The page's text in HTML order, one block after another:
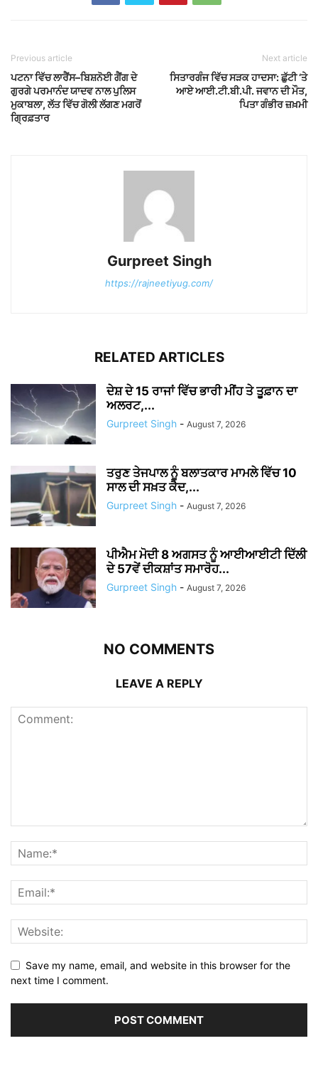
Previous article
ਪਟਨਾ ਵਿੱਚ ਲਾਰੈਂਸ–ਬਿਸ਼ਨੋਈ ਗੈਂਗ ਦੇ
ਗੁਰਗੇ ਪਰਮਾਨੰਦ ਯਾਦਵ ਨਾਲ ਪੁਲਿਸ
ਮੁਕਾਬਲਾ, ਲੱਤ ਵਿੱਚ ਗੋਲੀ ਲੱਗਣ ਮਗਰੋਂ
ਗ੍ਰਿਫ਼ਤਾਰ
Next article
ਸਿਤਾਰਗੰਜ ਵਿੱਚ ਸੜਕ ਹਾਦਸਾ: ਛੁੱਟੀ ‘ਤੇ
ਆਏ ਆਈ.ਟੀ.ਬੀ.ਪੀ. ਜਵਾਨ ਦੀ ਮੌਤ,
ਪਿਤਾ ਗੰਭੀਰ ਜ਼ਖ਼ਮੀ
Gurpreet Singh
https://rajneetiyug.com/
RELATED ARTICLES
ਦੇਸ਼ ਦੇ 15 ਰਾਜਾਂ ਵਿੱਚ ਭਾਰੀ ਮੀਂਹ ਤੇ ਤੂਫ਼ਾਨ ਦਾ
ਅਲਰਟ,...
Gurpreet Singh - August 7, 2026
ਤਰੁਣ ਤੇਜਪਾਲ ਨੂੰ ਬਲਾਤਕਾਰ ਮਾਮਲੇ ਵਿੱਚ 10
ਸਾਲ ਦੀ ਸਖ਼ਤ ਕੈਦ,...
Gurpreet Singh - August 7, 2026
ਪੀਐਮ ਮੋਦੀ 8 ਅਗਸਤ ਨੂੰ ਆਈਆਈਟੀ ਦਿੱਲੀ
ਦੇ 57ਵੇਂ ਦੀਕਸ਼ਾਂਤ ਸਮਾਰੋਹ...
Gurpreet Singh - August 7, 2026
NO COMMENTS
LEAVE A REPLY
Save my name, email, and website in this browser for the
next time I comment.